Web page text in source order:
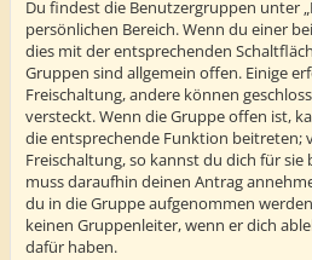
Du findest die Benutzergruppen unter
persönlichen Bereich. Wenn du einer
dies mit der entsprechenden
Gruppen sind allgemein offen. Einige
Freischaltung, andere können
versteckt. Wenn die Gruppe offen ist,
die entsprechende Funktion beitreten;
Freischaltung, so kannst du dich für
muss daraufhin deinen Antrag
du in die Gruppe aufgenommen
keinen Gruppenleiter, wenn er dich
dafür haben.